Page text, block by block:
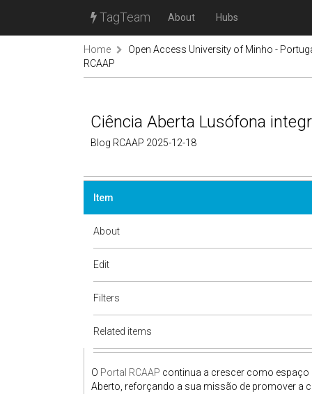
TagTeam About Hubs
Home
Open Access University of Minho -
RCAAP
Ciência Aberta Lusófona
Blog RCAAP 2025-12-18
Item
About
Edit
Filters
Related items
O Portal RCAAP continua a crescer como
Aberto, reforçando a sua missão de promover a